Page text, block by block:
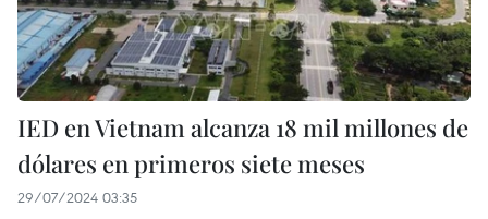
IED en Vietnam alcanza 18 mil millones de
dólares en primeros siete meses
29/07/2024 03:35